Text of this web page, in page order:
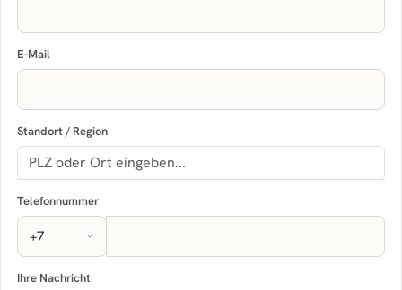
E-Mail
Standort / Region
Telefonnummer
Ihre Nachricht